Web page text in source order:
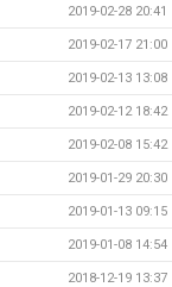
2019-02-28 20:41
2019-02-17 21:00
2019-02-13 13:08
2019-02-12 18:42
2019-02-08 15:42
2019-01-29 20:30
2019-01-13 09:15
2019-01-08 14:54
2018-12-19 13:37